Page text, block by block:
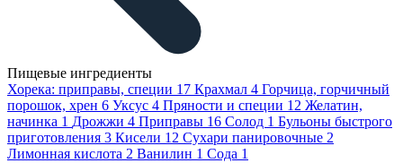
Пищевые ингредиенты
Хорека: приправы, специи 17 Крахмал 4 Горчица, горчичный
порошок, хрен 6 Уксус 4 Пряности и специи 12 Желатин,
начинка 1 Дрожжи 4 Приправы 16 Солод 1 Бульоны быстрого
приготовления 3 Кисели 12 Сухари панировочные 2
Лимонная кислота 2 Ванилин 1 Сода 1